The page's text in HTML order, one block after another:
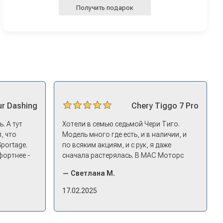
Получить подарок
Dashing
А тут
что
-
- и
Chery Tiggo 7 Pro
Хотели в семью седьмой Чери Тиго.
Модель много где есть, и в наличии, и
по всяким акциям, и с рук, я даже
сначала растерялась. В МАС Моторс
откликнулись. Менеджер пригласил
посмотреть комплектации в наличии,
— Светлана М.
17.02.2025